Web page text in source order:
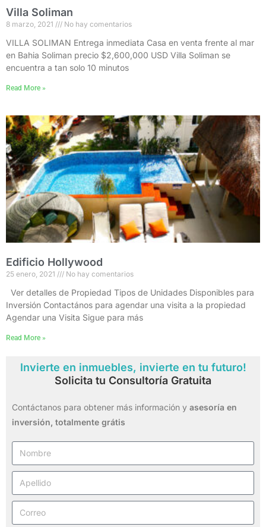
Villa Soliman
8 marzo, 2021 No hay comentarios
VILLA SOLIMAN Entrega inmediata Casa en venta frente al mar
en Bahia Soliman precio $2,600,000 USD Villa Soliman se
encuentra a tan solo 10 minutos
Read More »
Edificio Hollywood
25 enero, 2021 No hay comentarios
Ver detalles de Propiedad Tipos de Unidades Disponibles para
Inversión Contactános para agendar una visita a la propiedad
Agendar una Visita Sigue para más
Read More »
Invierte en inmuebles, invierte en tu futuro!
Solicita tu Consultoría Gratuita
Contáctanos para obtener más información y asesoría en
inversión, totalmente grátis